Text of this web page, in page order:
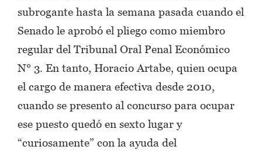
subrogante hasta la semana pasada cuando el
Senado le aprobó el pliego como miembro
regular del Tribunal Oral Penal Económico
N° 3. En tanto, Horacio Artabe, quien ocupa
el cargo de manera efectiva desde 2010,
cuando se presento al concurso para ocupar
ese puesto quedó en sexto lugar y
“curiosamente” con la ayuda del